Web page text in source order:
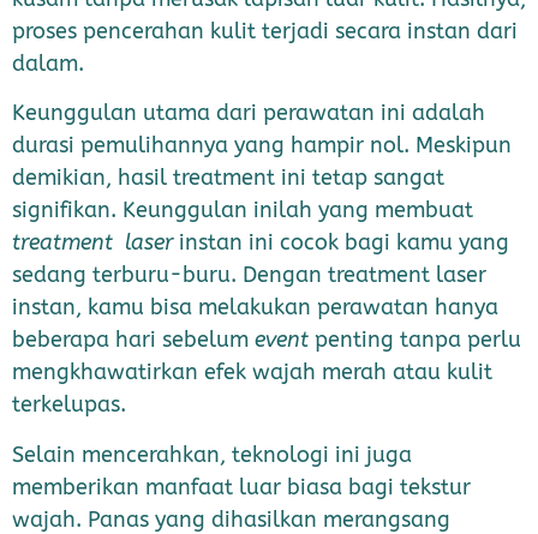
proses pencerahan kulit terjadi secara instan dari
dalam.
Keunggulan utama dari perawatan ini adalah
durasi pemulihannya yang hampir nol. Meskipun
demikian, hasil treatment ini tetap sangat
signifikan. Keunggulan inilah yang membuat
treatment laserinstan ini cocok bagi kamu yang
sedang terburu-buru. Dengan treatment laser
instan, kamu bisa melakukan perawatan hanya
beberapa hari sebelum event penting tanpa perlu
mengkhawatirkan efek wajah merah atau kulit
terkelupas.
Selain mencerahkan, teknologi ini juga
memberikan manfaat luar biasa bagi tekstur
wajah. Panas yang dihasilkan merangsang